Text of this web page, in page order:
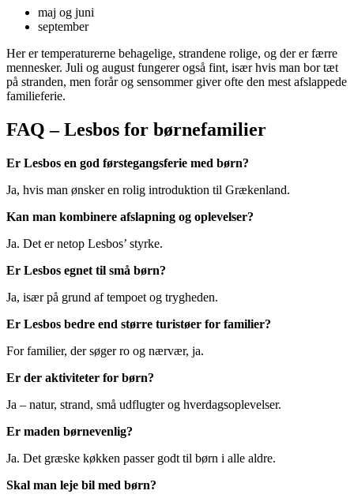
maj og juni
september
Her er temperaturerne behagelige, strandene rolige, og der er færre
mennesker. Juli og august fungerer også fint, især hvis man bor tæt
på stranden, men forår og sensommer giver ofte den mest afslappede
familieferie.
FAQ – Lesbos for børnefamilier
Er Lesbos en god førstegangsferie med børn?
Ja, hvis man ønsker en rolig introduktion til Grækenland.
Kan man kombinere afslapning og oplevelser?
Ja. Det er netop Lesbos’ styrke.
Er Lesbos egnet til små børn?
Ja, især på grund af tempoet og trygheden.
Er Lesbos bedre end større turistøer for familier?
For familier, der søger ro og nærvær, ja.
Er der aktiviteter for børn?
Ja – natur, strand, små udflugter og hverdagsoplevelser.
Er maden børnevenlig?
Ja. Det græske køkken passer godt til børn i alle aldre.
Skal man leje bil med børn?